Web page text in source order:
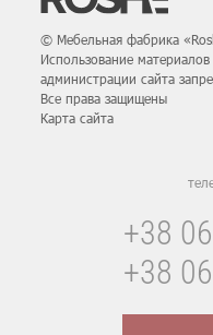
© Мебельная фабрика
Использование
администрации сайта
Все права защищены
Карта сайтa
+38
+38